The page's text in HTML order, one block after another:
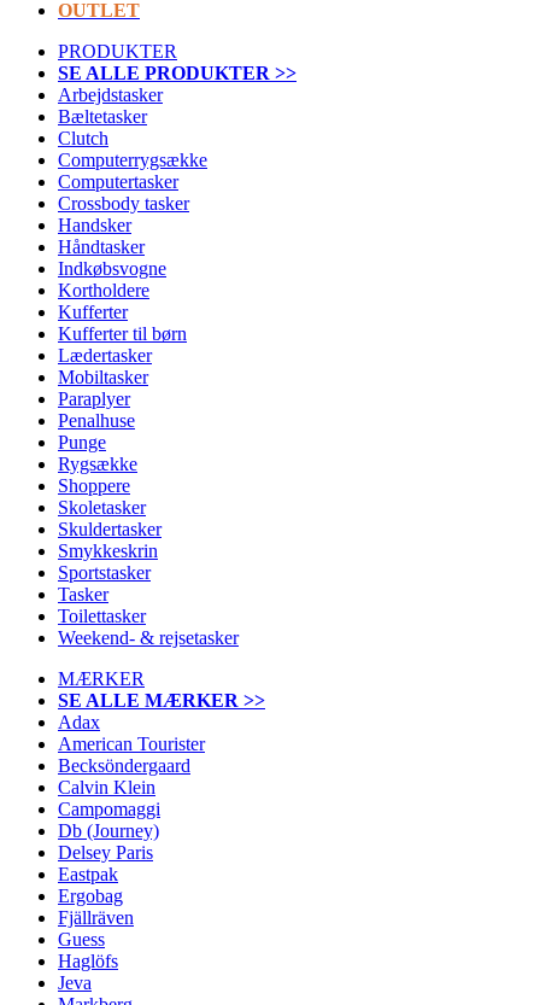
OUTLET
PRODUKTER
SE ALLE PRODUKTER >>
Arbejdstasker
Bæltetasker
Clutch
Computerrygsække
Computertasker
Crossbody tasker
Handsker
Håndtasker
Indkøbsvogne
Kortholdere
Kufferter
Kufferter til børn
Lædertasker
Mobiltasker
Paraplyer
Penalhuse
Punge
Rygsække
Shoppere
Skoletasker
Skuldertasker
Smykkeskrin
Sportstasker
Tasker
Toilettasker
Weekend- & rejsetasker
MÆRKER
SE ALLE MÆRKER >>
Adax
American Tourister
Becksöndergaard
Calvin Klein
Campomaggi
Db (Journey)
Delsey Paris
Eastpak
Ergobag
Fjällräven
Guess
Haglöfs
Jeva